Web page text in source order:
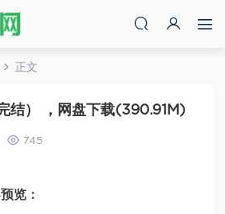
正文
结） ，网盘下载(390.91M)
745
览：